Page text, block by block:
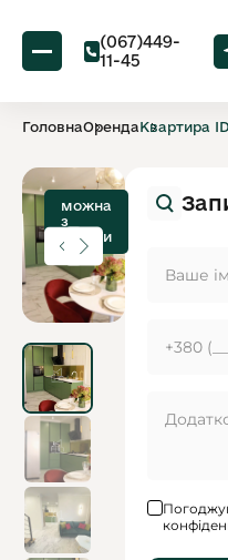
(067)449-
11-45
ГоловнаОрендаКвартира
можна
з
дітьми